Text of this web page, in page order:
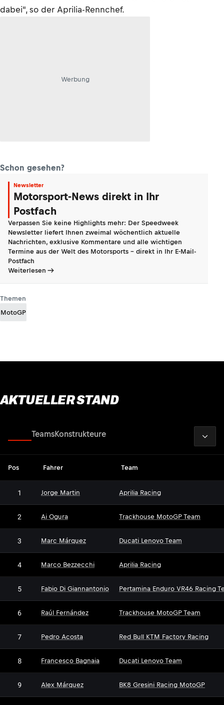
dabei", so der Aprilia-Rennchef.
Werbung
Schon gesehen?
Newsletter
Motorsport-News direkt in Ihr
Postfach
Verpassen Sie keine Highlights mehr: Der Speedweek
Newsletter liefert Ihnen zweimal wöchentlich aktuelle
Nachrichten, exklusive Kommentare und alle wichtigen
Termine aus der Welt des Motorsports - direkt in Ihr E-Mail-
Postfach
Weiterlesen
Themen
MotoGP
AKTUELLER STAND
TeamsKonstrukteure
Pos Fahrer Team
1 Jorge Martin Aprilia Racing
2 Ai Ogura Trackhouse MotoGP Team
3 Marc Márquez Ducati Lenovo Team
4 Marco Bezzecchi Aprilia Racing
5 Fabio Di Giannantonio Pertamina Enduro VR46 Racing
6 Raúl Fernández Trackhouse MotoGP Team
7 Pedro Acosta Red Bull KTM Factory Racing
8 Francesco Bagnaia Ducati Lenovo Team
9 Alex Márquez BK8 Gresini Racing MotoGP